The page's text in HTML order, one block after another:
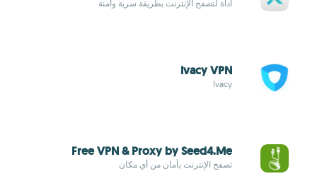
أداة لتصفح الإنترنت بطريقة سرية وأمنة
Ivacy VPN
Ivacy
Free VPN & Proxy by Seed4.Me
تصفح الإنترنت بأمان من أي مكان